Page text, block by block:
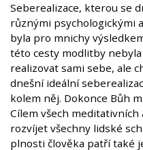
Seberealizace, kterou se
různými psychologickými
byla pro mnichy
této cesty modlitby
realizovat sami sebe, ale
dnešní ideální
kolem něj. Dokonce Bůh
Cílem všech
rozvíjet všechny lidské
plnosti člověka patří také